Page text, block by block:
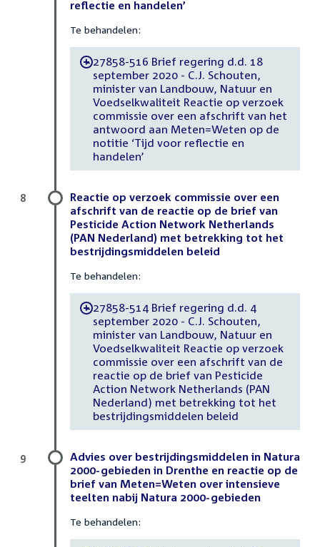
reflectie en handelen’
Te behandelen:
-27858-516 Brief regering d.d. 18
september 2020 - C.J. Schouten,
minister van Landbouw, Natuur en
Voedselkwaliteit Reactie op verzoek
commissie over een afschrift van het
antwoord aan Meten=Weten op de
notitie ‘Tijd voor reflectie en
handelen’
Reactie op verzoek commissie over een
afschrift van de reactie op de brief van
Pesticide Action Network Netherlands
(PAN Nederland) met betrekking tot het
bestrijdingsmiddelen beleid
Te behandelen:
-27858-514 Brief regering d.d. 4
september 2020 - C.J. Schouten,
minister van Landbouw, Natuur en
Voedselkwaliteit Reactie op verzoek
commissie over een afschrift van de
reactie op de brief van Pesticide
Action Network Netherlands (PAN
Nederland) met betrekking tot het
bestrijdingsmiddelen beleid
8
Advies over bestrijdingsmiddelen in Natura
2000-gebieden in Drenthe en reactie op de
brief van Meten=Weten over intensieve
teelten nabij Natura 2000-gebieden
Te behandelen:
9